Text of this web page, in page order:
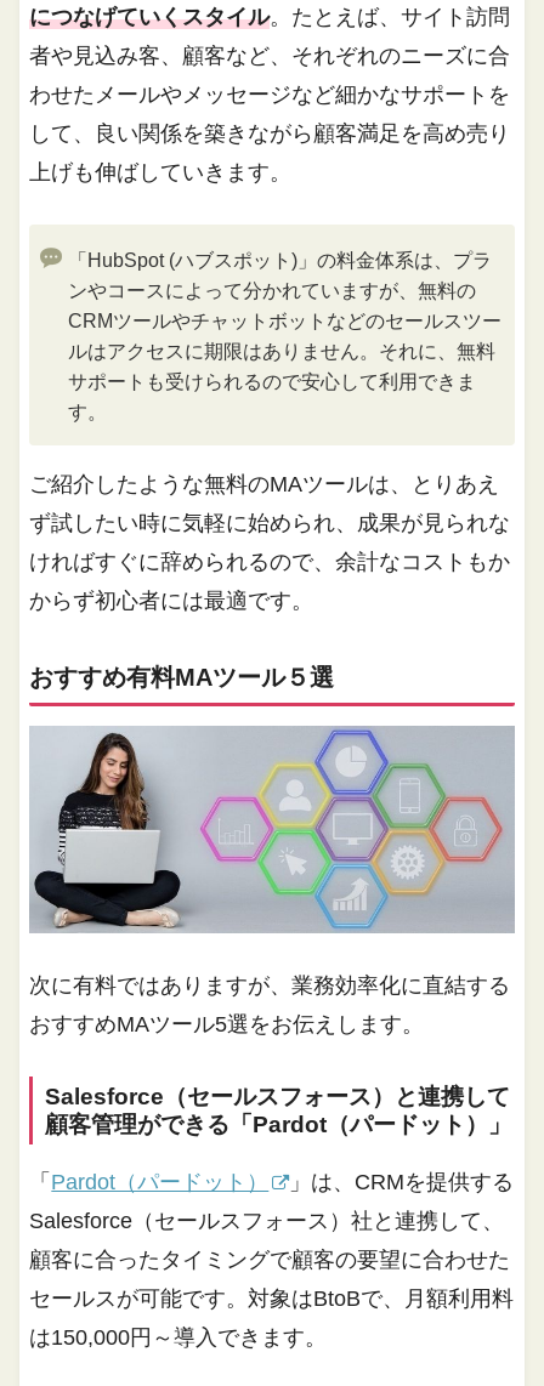
につなげていくスタイル。たとえば、サイト訪問
者や見込み客、顧客など、それぞれのニーズに合
わせたメールやメッセージなど細かなサポートを
して、良い関係を築きながら顧客満足を高め売り
上げも伸ばしていきます。
「HubSpot (ハブスポット)」の料金体系は、プラ
ンやコースによって分かれていますが、無料の
CRMツールやチャットボットなどのセールスツー
ルはアクセスに期限はありません。それに、無料
サポートも受けられるので安心して利用できま
す。
ご紹介したような無料のMAツールは、とりあえ
ず試したい時に気軽に始められ、成果が見られな
ければすぐに辞められるので、余計なコストもか
からず初心者には最適です。
おすすめ有料MAツール５選
次に有料ではありますが、業務効率化に直結する
おすすめMAツール5選をお伝えします。
Salesforce（セールスフォース）と連携して
顧客管理ができる「Pardot（パードット）」
「 Pardot（パードット）
」は、CRMを提供する
Salesforce（セールスフォース）社と連携して、
顧客に合ったタイミングで顧客の要望に合わせた
セールスが可能です。対象はBtoBで、月額利用料
は150,000円～導入できます。